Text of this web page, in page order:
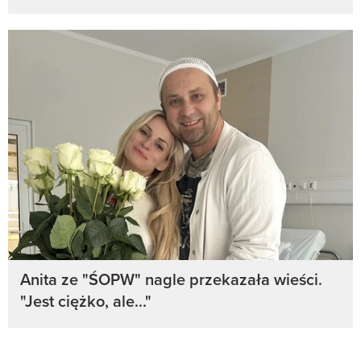
Anita ze "ŚOPW" nagle przekazała wieści.
"Jest ciężko, ale..."